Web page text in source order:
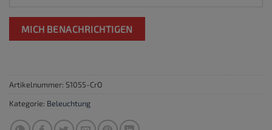
MICH BENACHRICHTIGEN
Artikelnummer: S1055-CrO
Kategorie: Beleuchtung